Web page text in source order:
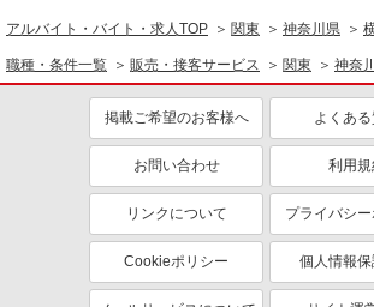
アルバイト・バイト・求人TOP 関東 神奈川県
職種・条件一覧 販売・接客サービス 関東 神奈
掲載ご希望のお客様へ よくあ
お問い合わせ 利用規
リンクについて プライバシ
Cookieポリシー 個人情報